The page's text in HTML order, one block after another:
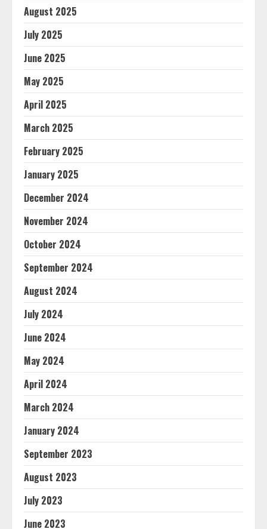
August 2025
July 2025
June 2025
May 2025
April 2025
March 2025
February 2025
January 2025
December 2024
November 2024
October 2024
September 2024
August 2024
July 2024
June 2024
May 2024
April 2024
March 2024
January 2024
September 2023
August 2023
July 2023
June 2023